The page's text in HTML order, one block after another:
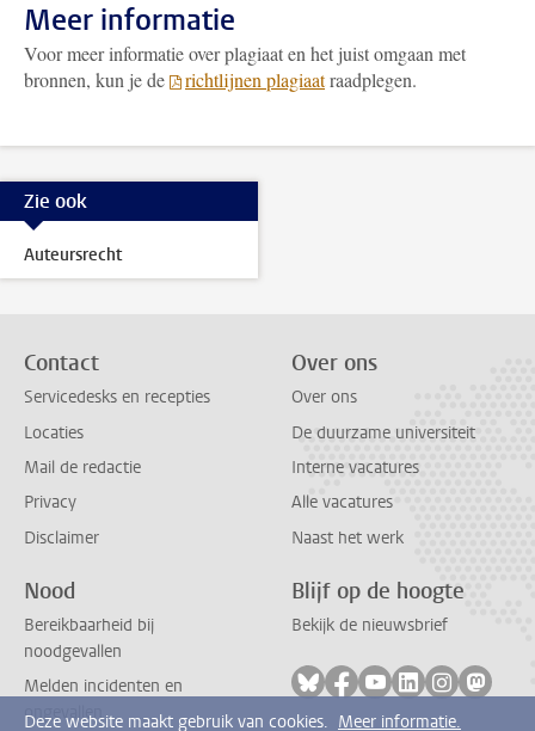
Meer informatie
Voor meer informatie over plagiaat en het juist omgaan met
bronnen, kun je de
richtlijnen plagiaatraadplegen.
Zie ook
Auteursrecht
Contact
Servicedesks en recepties
Locaties
Mail de redactie
Privacy
Disclaimer
Over ons
Over ons
De duurzame universiteit
Interne vacatures
Alle vacatures
Naast het werk
Nood
Bereikbaarheid bij
noodgevallen
Melden incidenten en
ongevallen
Blijf op de hoogte
Bekijk de nieuwsbrief
Volg ons op bluesky
Volg ons op facebook
Volg ons op
Volg ons op
Volg ons
Volg
Deze website maakt gebruik van cookies. Meer informatie.